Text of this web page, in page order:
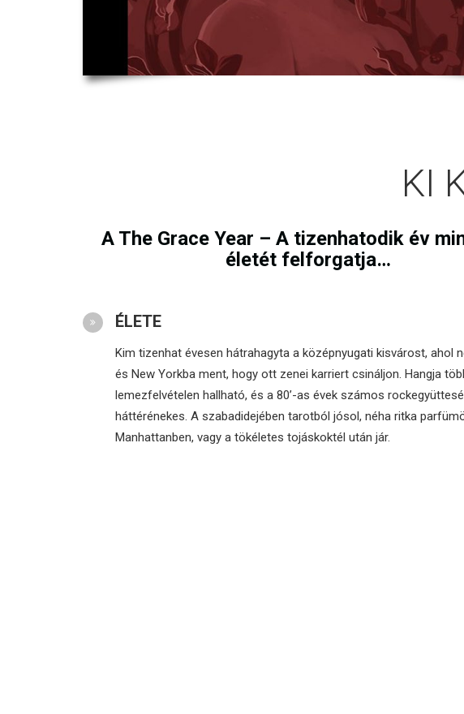
KI
A The Grace Year – A tizenhatodik év
életét felforgatja…
ÉLETE
Kim tizenhat évesen hátrahagyta a középnyugati kisvárost, ahol
és New Yorkba ment, hogy ott zenei karriert csináljon. Hangja
lemezfelvételen hallható, és a 80’-as évek számos
háttérénekes. A szabadidejében tarotból jósol, néha ritka
Manhattanben, vagy a tökéletes tojáskoktél után jár.